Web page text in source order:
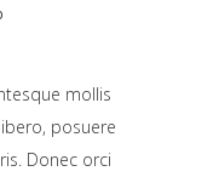
mollis
posuere
Donec orci